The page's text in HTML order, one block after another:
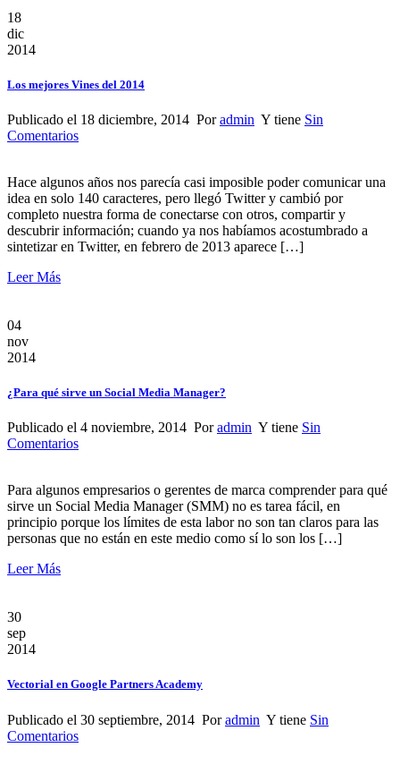
18
dic
2014
Los mejores Vines del 2014
Publicado el 18 diciembre, 2014 Poradmin Y tiene Sin
Comentarios
Hace algunos años nos parecía casi imposible poder comunicar una
idea en solo 140 caracteres, pero llegó Twitter y cambió por
completo nuestra forma de conectarse con otros, compartir y
descubrir información; cuando ya nos habíamos acostumbrado a
sintetizar en Twitter, en febrero de 2013 aparece […]
Leer Más
04
nov
2014
¿Para qué sirve un Social Media Manager?
Publicado el 4 noviembre, 2014 Poradmin Y tiene Sin
Comentarios
Para algunos empresarios o gerentes de marca comprender para qué
sirve un Social Media Manager (SMM) no es tarea fácil, en
principio porque los límites de esta labor no son tan claros para las
personas que no están en este medio como sí lo son los […]
Leer Más
30
sep
2014
Vectorial en Google Partners Academy
Publicado el 30 septiembre, 2014 Poradmin Y tiene Sin
Comentarios